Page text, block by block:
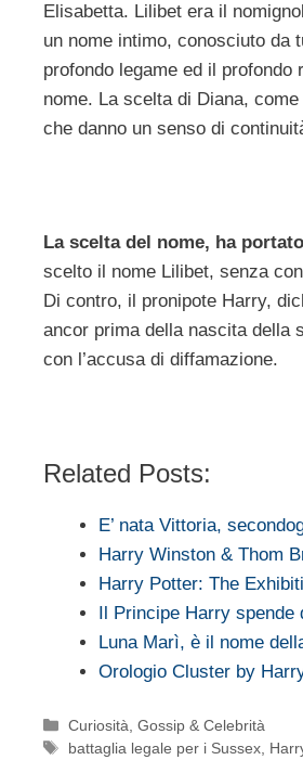
Elisabetta. Lilibet era il
un nome intimo, conosciuto da
profondo legame ed il
nome. La scelta di Diana,
che danno un senso di
La scelta del nome, ha
scelto il nome Lilibet, senza
Di contro, il pronipote Harry,
ancor prima della nascita della
con l’accusa di diffamazione.
Related Posts:
E’ nata Vittoria,
Harry Winston & Thom
Harry Potter: The
Il Principe Harry
Luna Marì, è il nome
Orologio Cluster by
Categorie
Curiosità ,Gossip & Celebrità
Tag
battaglia legale per i Sussex